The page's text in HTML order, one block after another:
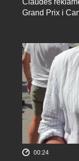
Claudes
Grand Prix i
00:24